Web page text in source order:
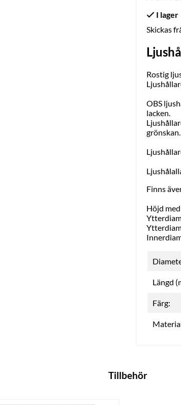
Skickas
Rostig
OBS
lacken.
grönskan.
Finns
Höjd
Längd
Färg:
Tillbehör